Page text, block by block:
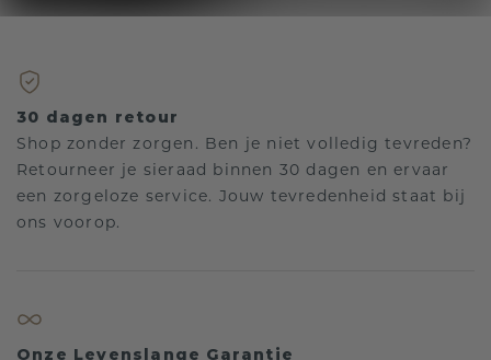
30 dagen retour
Shop zonder zorgen. Ben je niet volledig tevreden?
Retourneer je sieraad binnen 30 dagen en ervaar
een zorgeloze service. Jouw tevredenheid staat bij
ons voorop.
Onze Levenslange Garantie